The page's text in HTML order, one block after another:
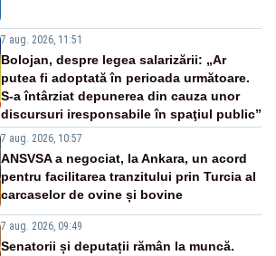
7 aug. 2026, 11:51
Bolojan, despre legea salarizării: „Ar
putea fi adoptată în perioada următoare.
S-a întârziat depunerea din cauza unor
discursuri iresponsabile în spaţiul public”
7 aug. 2026, 10:57
ANSVSA a negociat, la Ankara, un acord
pentru facilitarea tranzitului prin Turcia al
carcaselor de ovine și bovine
7 aug. 2026, 09:49
Senatorii și deputații rămân la muncă.